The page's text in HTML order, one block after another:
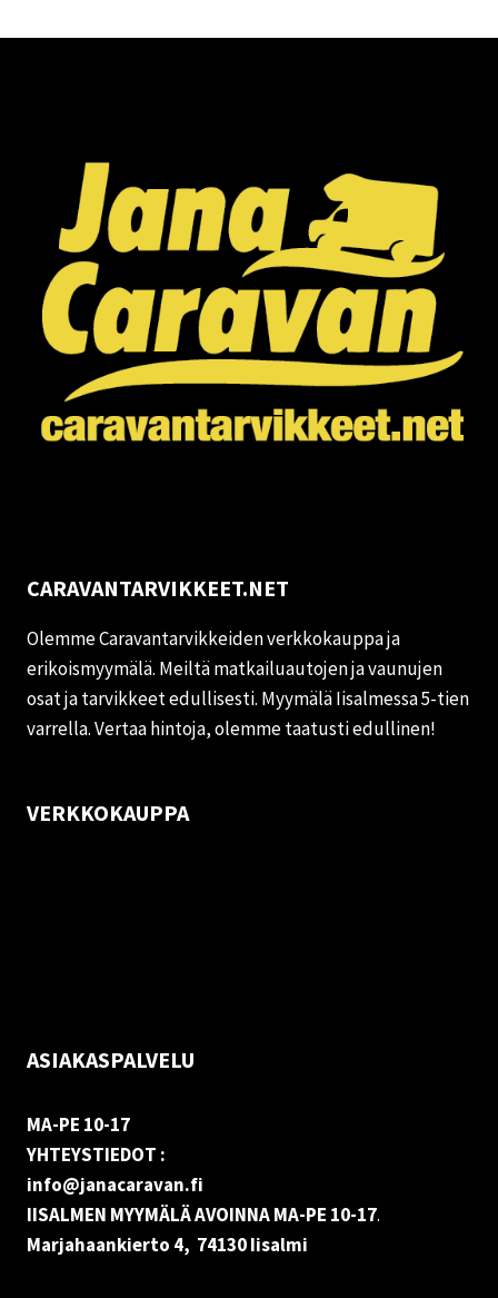
CARAVANTARVIKKEET.NET
Olemme Caravantarvikkeiden verkkokauppa ja
erikoismyymälä. Meiltä matkailuautojen ja vaunujen
osat ja tarvikkeet edullisesti. Myymälä Iisalmessa 5-tien
varrella. Vertaa hintoja, olemme taatusti edullinen!
VERKKOKAUPPA
ASIAKASPALVELU
MA-PE 10-17
YHTEYSTIEDOT :
info@janacaravan.fi
IISALMEN MYYMÄLÄ AVOINNA MA-PE 10-17.
Marjahaankierto 4, 74130 Iisalmi